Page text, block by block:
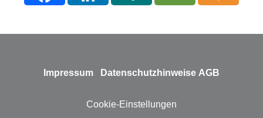
Impressum Datenschutzhinweise AGB
Cookie-Einstellungen